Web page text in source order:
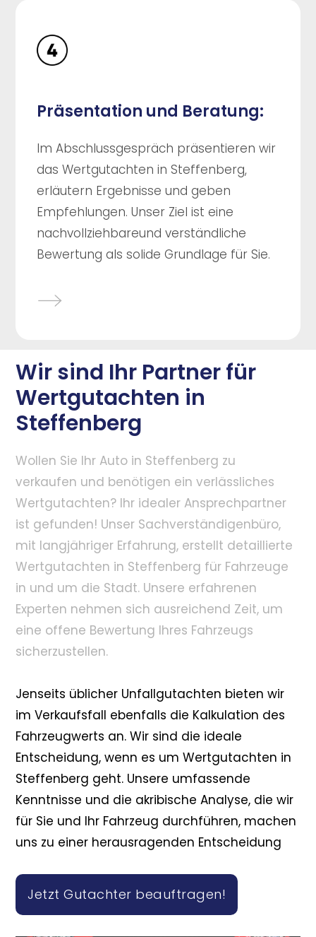
Präsentation und Beratung:
Im Abschlussgespräch präsentieren wir
das Wertgutachten in Steffenberg,
erläutern Ergebnisse und geben
Empfehlungen. Unser Ziel ist eine
nachvollziehbareund verständliche
Bewertung als solide Grundlage für Sie.
Wir sind Ihr Partner für
Wertgutachten in
Steffenberg
Wollen Sie Ihr Auto in Steffenberg zu
verkaufen und benötigen ein verlässliches
Wertgutachten? Ihr idealer Ansprechpartner
ist gefunden! Unser Sachverständigenbüro,
mit langjähriger Erfahrung, erstellt detaillierte
Wertgutachten in Steffenberg für Fahrzeuge
in und um die Stadt. Unsere erfahrenen
Experten nehmen sich ausreichend Zeit, um
eine offene Bewertung Ihres Fahrzeugs
sicherzustellen.
Jenseits üblicher Unfallgutachten bieten wir
im Verkaufsfall ebenfalls die Kalkulation des
Fahrzeugwerts an. Wir sind die ideale
Entscheidung, wenn es um Wertgutachten in
Steffenberg geht. Unsere umfassende
Kenntnisse und die akribische Analyse, die wir
für Sie und Ihr Fahrzeug durchführen, machen
uns zu einer herausragenden Entscheidung
Jetzt Gutachter beauftragen!